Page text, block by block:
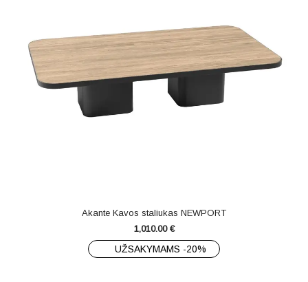
Akante Kavos staliukas NEWPORT
1,010.00 €
UŽSAKYMAMS -20%